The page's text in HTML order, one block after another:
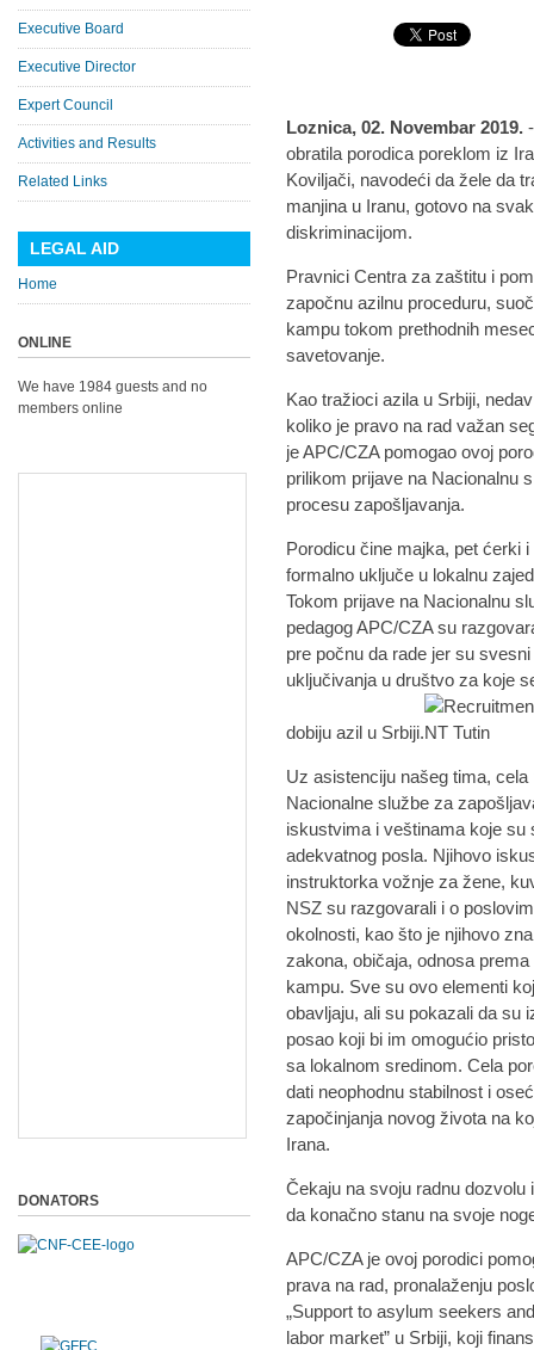
Loznica, 02. Novembar 2019.
obratila porodica poreklom iz
Koviljači, navodeći da žele da
manjina u Iranu, gotovo na
diskriminacijom.
Pravnici Centra za zaštitu i
započnu azilnu proceduru,
kampu tokom prethodnih
savetovanje.
Kao tražioci azila u Srbiji,
koliko je pravo na rad važan
je APC/CZA pomogao ovoj
prilikom prijave na Nacionalnu
procesu zapošljavanja.
Porodicu čine majka, pet ćerki
formalno uključe u lokalnu
Tokom prijave na Nacionalnu
pedagog APC/CZA su
pre počnu da rade jer su
uključivanja u društvo za koje
dobiju azil u Srbiji.
Uz asistenciju našeg tima,
Nacionalne službe za
iskustvima i veštinama koje su
adekvatnog posla. Njihovo
instruktorka vožnje za žene,
NSZ su razgovarali i o
okolnosti, kao što je njihovo
zakona, običaja, odnosa
kampu. Sve su ovo elementi
obavljaju, ali su pokazali da su
posao koji bi im omogućio
sa lokalnom sredinom. Cela
dati neophodnu stabilnost i
započinjanja novog života na
Irana.
Čekaju na svoju radnu
da konačno stanu na svoje
APC/CZA je ovoj porodici
prava na rad, pronalaženju
„Support to asylum seekers
labor market” u Srbiji, koji
Executive Board
Executive Director
Expert Council
Activities and Results
Related Links
LEGAL AID
Home
ONLINE
We have 1984 guests and no
members online
DONATORS